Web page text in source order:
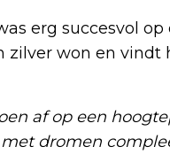
erg succesvol
zilver won en vindt
af op een
dromen